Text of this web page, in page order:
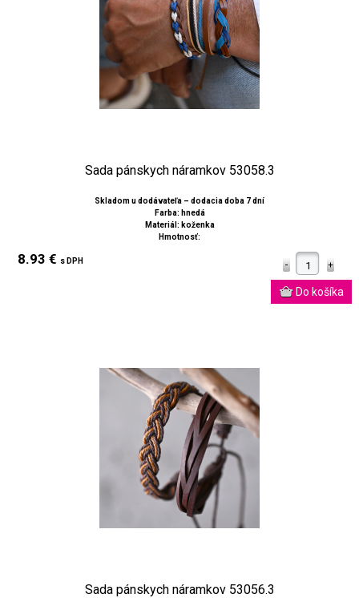
Sada pánskych náramkov 53058.3
Skladom u dodávateľa – dodacia doba 7 dní
Farba: hnedá
Materiál: koženka
Hmotnosť:
8.93 € s DPH
Sada pánskych náramkov 53056.3